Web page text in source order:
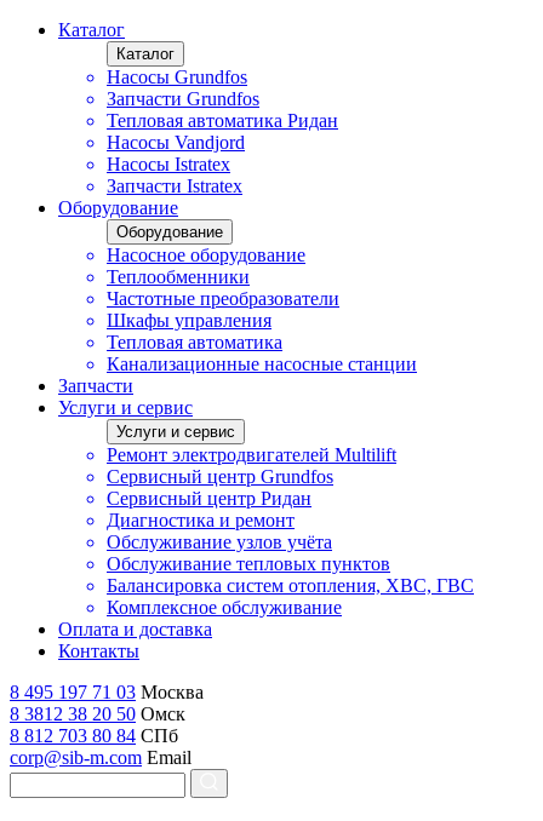
Каталог
Каталог
Насосы Grundfos
Запчасти Grundfos
Тепловая автоматика Ридан
Насосы Vandjord
Насосы Istratex
Запчасти Istratex
Оборудование
Оборудование
Насосное оборудование
Теплообменники
Частотные преобразователи
Шкафы управления
Тепловая автоматика
Канализационные насосные станции
Запчасти
Услуги и сервис
Услуги и сервис
Ремонт электродвигателей Multilift
Сервисный центр Grundfos
Сервисный центр Ридан
Диагностика и ремонт
Обслуживание узлов учёта
Обслуживание тепловых пунктов
Балансировка систем отопления, ХВС, ГВС
Комплексное обслуживание
Оплата и доставка
Контакты
8 495 197 71 03 Москва
8 3812 38 20 50 Омск
8 812 703 80 84 СПб
corp@sib-m.com Email